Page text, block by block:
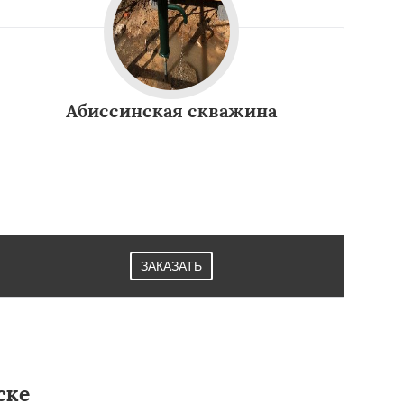
Абиссинская скважина
ЗАКАЗАТЬ